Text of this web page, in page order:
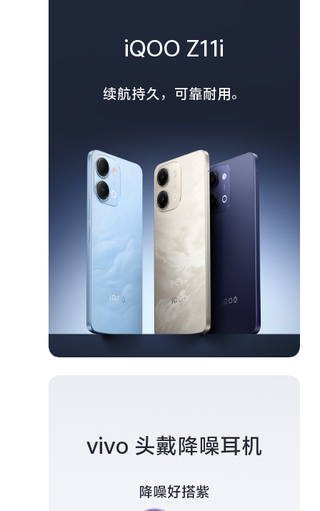
iQOO Z11i
续航持久，可靠耐用。
vivo 头戴降噪耳机
降噪好搭紫